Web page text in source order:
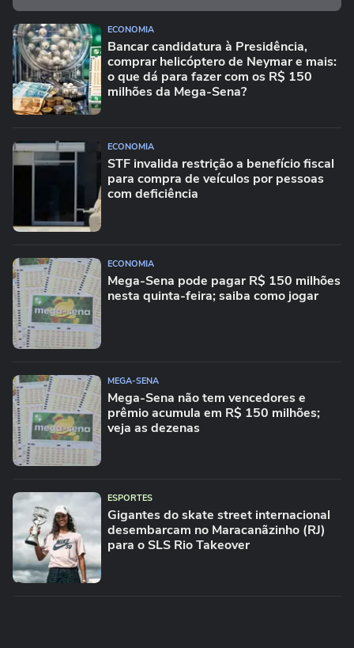
ECONOMIA
Bancar candidatura à Presidência,
comprar helicóptero de Neymar e mais:
o que dá para fazer com os R$ 150
milhões da Mega-Sena?
ECONOMIA
STF invalida restrição a benefício fiscal
para compra de veículos por pessoas
com deficiência
ECONOMIA
Mega-Sena pode pagar R$ 150 milhões
nesta quinta-feira; saiba como jogar
MEGA-SENA
Mega-Sena não tem vencedores e
prêmio acumula em R$ 150 milhões;
veja as dezenas
ESPORTES
Gigantes do skate street internacional
desembarcam no Maracanãzinho (RJ)
para o SLS Rio Takeover